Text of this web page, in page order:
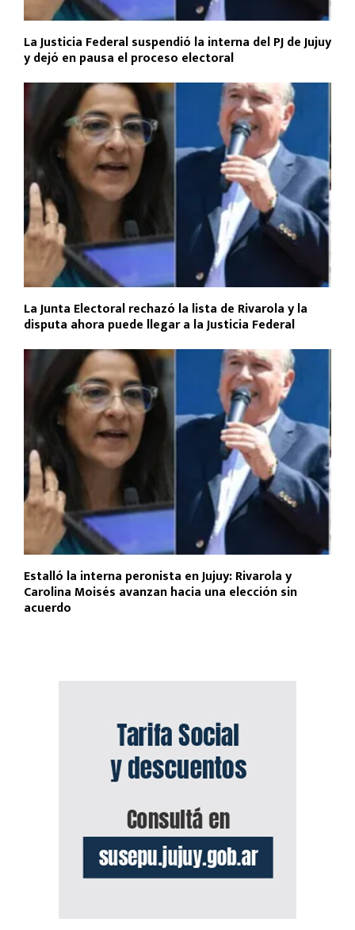
La Justicia Federal suspendió la interna del PJ de Jujuy
y dejó en pausa el proceso electoral
La Junta Electoral rechazó la lista de Rivarola y la
disputa ahora puede llegar a la Justicia Federal
Estalló la interna peronista en Jujuy: Rivarola y
Carolina Moisés avanzan hacia una elección sin
acuerdo